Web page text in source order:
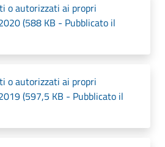
o autorizzati ai propri
(588 KB - Pubblicato il
o autorizzati ai propri
(597,5 KB - Pubblicato il